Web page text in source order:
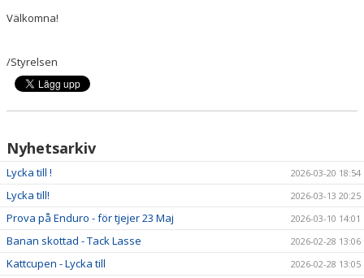
Välkomna!
/Styrelsen
Nyhetsarkiv
Lycka till ! 2026-03-20 18:54
Lycka till! 2026-03-13 20:25
Prova på Enduro - för tjejer 23 Maj 2026-03-10 14:01
Banan skottad - Tack Lasse 2026-02-28 13:06
Kattcupen - Lycka till 2026-02-28 13:05